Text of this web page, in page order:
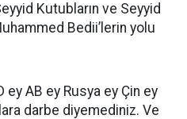
Kutubların ve Seyyid
Bedii’lerin yolu
AB ey Rusya ey Çin ey
darbe diyemediniz. Ve